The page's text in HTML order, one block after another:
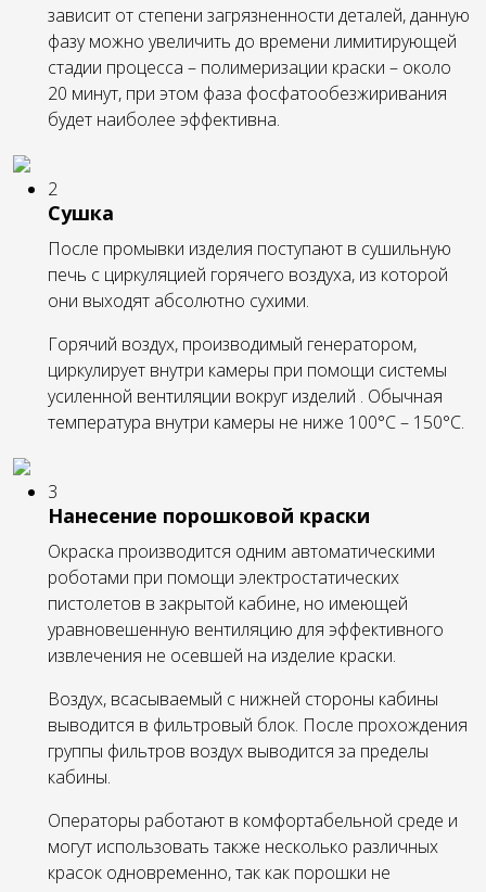
зависит от степени загрязненности деталей, данную
фазу можно увеличить до времени лимитирующей
стадии процесса – полимеризации краски – около
20 минут, при этом фаза фосфатообезжиривания
будет наиболее эффективна.
2
Сушка
После промывки изделия поступают в сушильную
печь с циркуляцией горячего воздуха, из которой
они выходят абсолютно сухими.
Горячий воздух, производимый генератором,
циркулирует внутри камеры при помощи системы
усиленной вентиляции вокруг изделий . Обычная
температура внутри камеры не ниже 100°С – 150°С.
3
Нанесение порошковой краски
Окраска производится одним автоматическими
роботами при помощи электростатических
пистолетов в закрытой кабине, но имеющей
уравновешенную вентиляцию для эффективного
извлечения не осевшей на изделие краски.
Воздух, всасываемый с нижней стороны кабины
выводится в фильтровый блок. После прохождения
группы фильтров воздух выводится за пределы
кабины.
Операторы работают в комфортабельной среде и
могут использовать также несколько различных
красок одновременно, так как порошки не